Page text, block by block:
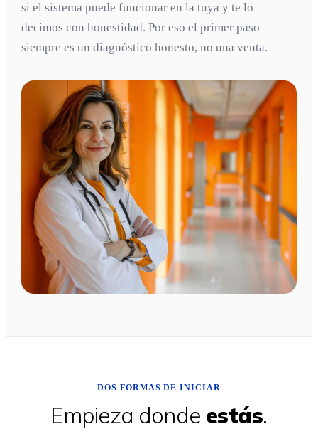
si el sistema puede funcionar en la tuya y te lo
decimos con honestidad. Por eso el primer paso
siempre es un diagnóstico honesto, no una venta.
DOS FORMAS DE INICIAR
Empieza donde estás.